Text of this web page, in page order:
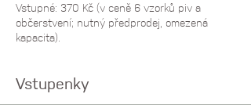
Vstupné: 370 Kč (v ceně 6 vzorků piv a
občerstvení; nutný předprodej, omezená
kapacita).
Vstupenky